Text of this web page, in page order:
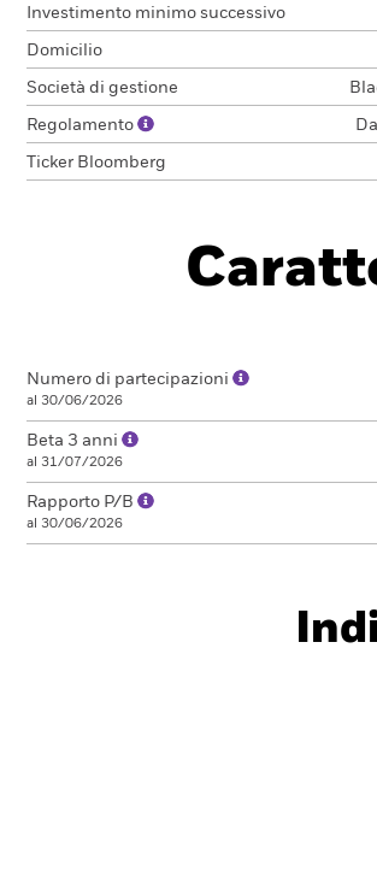
Investimento minimo successivo
Domicilio
Società di gestione
Regolamento
Ticker Bloomberg
Numero di partecipazioni
al 30/06/2026
Beta 3 anni
al 31/07/2026
Rapporto P/B
al 30/06/2026